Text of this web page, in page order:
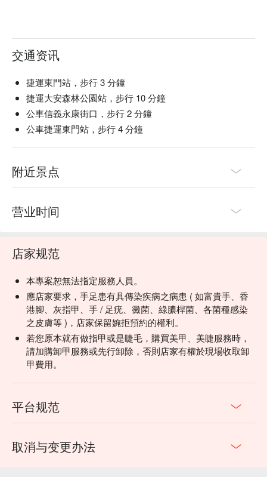
交通资讯
捷運東門站，步行 3 分鐘
捷運大安森林公園站，步行 10 分鐘
公車信義永康街口，步行 2 分鐘
公車捷運東門站，步行 4 分鐘
附近景点
营业时间
店家规范
本專案恕無法指定服務人員。
應店家要求，手足患有具傳染疾病之病患 ( 如富貴手、香
港腳、灰指甲、手 / 足疣、黴菌、綠膿桿菌、各菌種感染
之皮膚等 )，店家保留婉拒預約的權利。
若您原本就有做指甲或是睫毛，購買美甲、美睫服務時，
請加購卸甲服務或先行卸除，否則店家有權於現場收取卸
甲費用。
平台规范
取消与变更办法